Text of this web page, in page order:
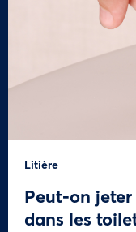
Litière
Peut-on
dans les